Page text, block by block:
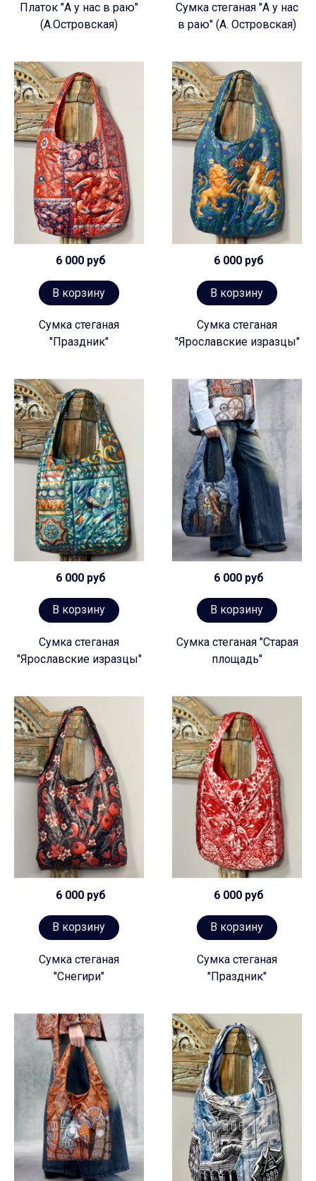
Платок "А у нас в раю"
(А.Островская)
Сумка стеганая "А у нас
в раю" (А. Островская)
6 000 руб
В корзину
Сумка стеганая
"Праздник"
6 000 руб
В корзину
Сумка стеганая
"Ярославские изразцы"
6 000 руб
В корзину
Сумка стеганая
"Ярославские изразцы"
6 000 руб
В корзину
Сумка стеганая "Старая
площадь"
6 000 руб
В корзину
Сумка стеганая
"Снегири"
6 000 руб
В корзину
Сумка стеганая
"Праздник"